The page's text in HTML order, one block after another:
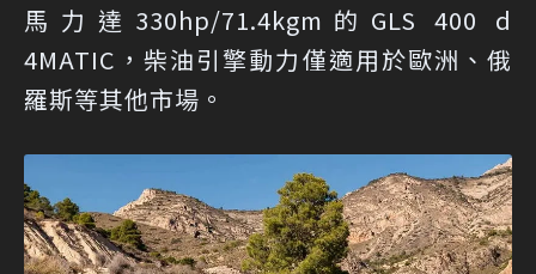
馬力達330hp/71.4kgm的GLS 400 d
4MATIC，柴油引擎動力僅適用於歐洲、俄
羅斯等其他市場。